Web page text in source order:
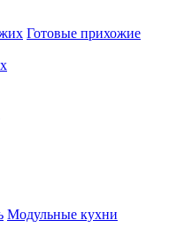
Готовые прихожие
Модульные кухни